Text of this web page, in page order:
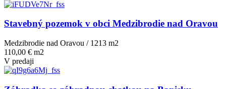
Stavebný pozemok v obci Medzibrodie nad Oravou
Medzibrodie nad Oravou / 1213 m2
110,00 € m2
V predaji